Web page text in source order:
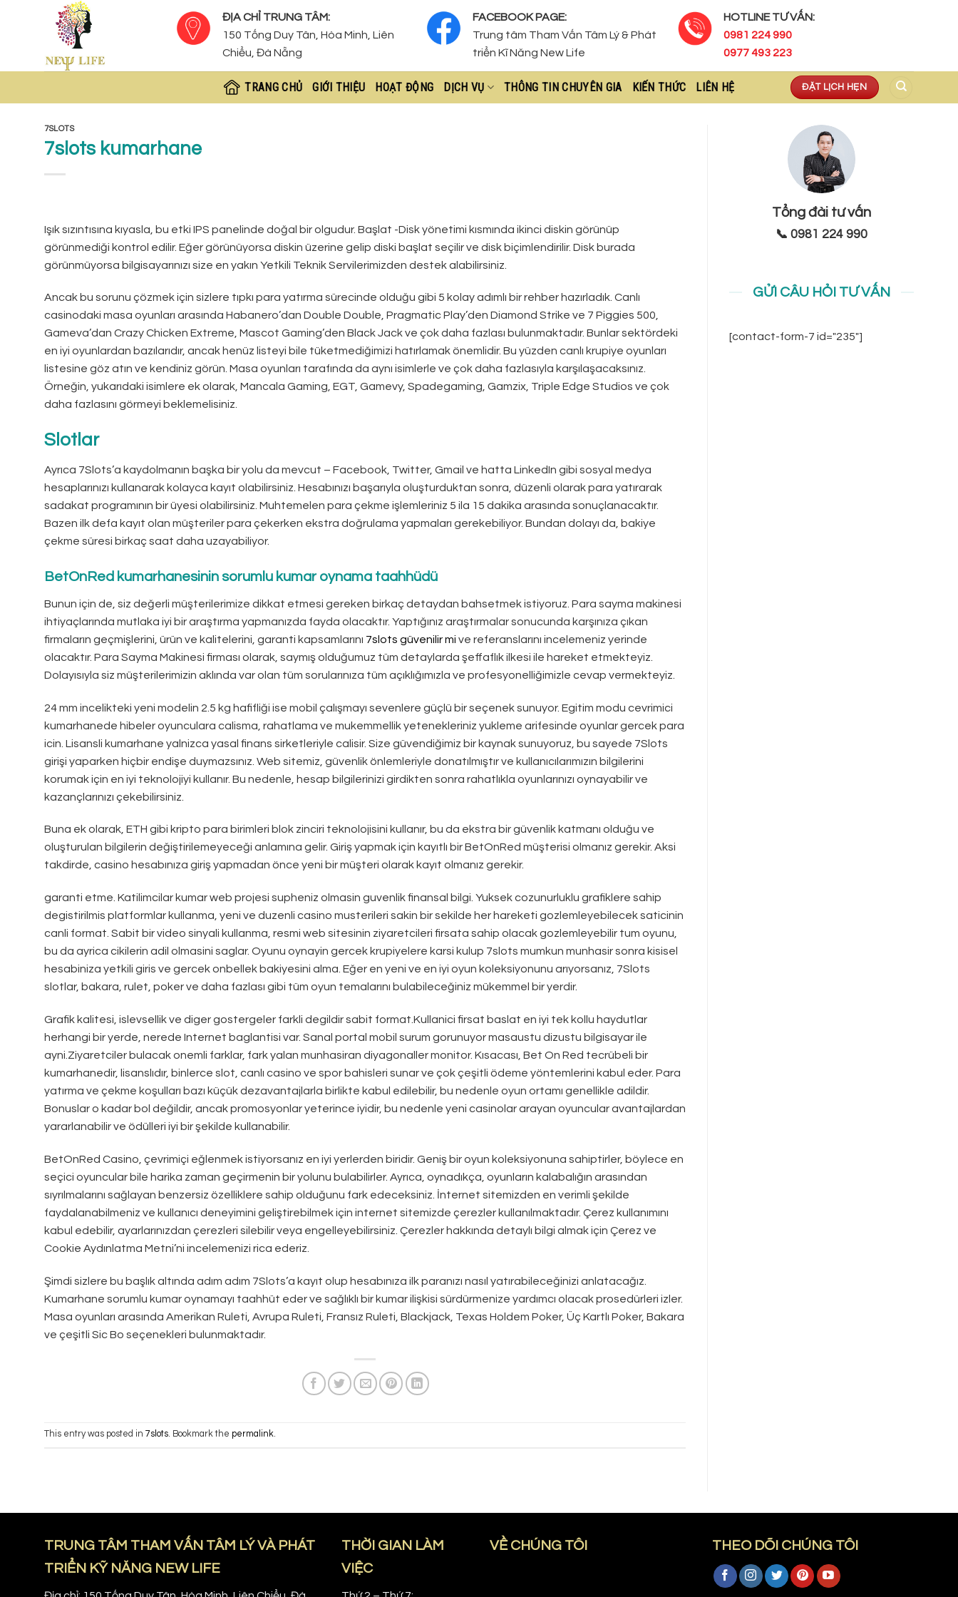
ĐỊA CHỈ TRUNG TÂM:
150 Tống Duy Tân, Hòa Minh, Liên
Chiểu, Đà Nẵng
FACEBOOK PAGE:
Trung tâm Tham Vấn Tâm Lý & Phát
triển Kĩ Năng New Life
HOTLINE TƯ VẤN:
0981 224 990
0977 493 223
TRANG CHỦ GIỚI THIỆU HOẠT ĐỘNG DỊCH VỤ THÔNG TIN CHUYÊN GIA KIẾN THỨC LIÊN HỆ ĐẶT LỊCH HẸN
7SLOTS
7slots kumarhane
Işık sızıntısına kıyasla, bu etki IPS panelinde doğal bir olgudur. Başlat -Disk yönetimi kısmında ikinci diskin görünüp
görünmediği kontrol edilir. Eğer görünüyorsa diskin üzerine gelip diski başlat seçilir ve disk biçimlendirilir. Disk burada
görünmüyorsa bilgisayarınızı size en yakın Yetkili Teknik Servilerimizden destek alabilirsiniz.
Ancak bu sorunu çözmek için sizlere tıpkı para yatırma sürecinde olduğu gibi 5 kolay adımlı bir rehber hazırladık. Canlı
casinodaki masa oyunları arasında Habanero’dan Double Double, Pragmatic Play’den Diamond Strike ve 7 Piggies 500,
Gameva’dan Crazy Chicken Extreme, Mascot Gaming’den Black Jack ve çok daha fazlası bulunmaktadır. Bunlar sektördeki
en iyi oyunlardan bazılarıdır, ancak henüz listeyi bile tüketmediğimizi hatırlamak önemlidir. Bu yüzden canlı krupiye oyunları
listesine göz atın ve kendiniz görün. Masa oyunları tarafında da aynı isimlerle ve çok daha fazlasıyla karşılaşacaksınız.
Örneğin, yukarıdaki isimlere ek olarak, Mancala Gaming, EGT, Gamevy, Spadegaming, Gamzix, Triple Edge Studios ve çok
daha fazlasını görmeyi beklemelisiniz.
Slotlar
Ayrıca 7Slots’a kaydolmanın başka bir yolu da mevcut – Facebook, Twitter, Gmail ve hatta LinkedIn gibi sosyal medya
hesaplarınızı kullanarak kolayca kayıt olabilirsiniz. Hesabınızı başarıyla oluşturduktan sonra, düzenli olarak para yatırarak
sadakat programının bir üyesi olabilirsiniz. Muhtemelen para çekme işlemleriniz 5 ila 15 dakika arasında sonuçlanacaktır.
Bazen ilk defa kayıt olan müşteriler para çekerken ekstra doğrulama yapmaları gerekebiliyor. Bundan dolayı da, bakiye
çekme süresi birkaç saat daha uzayabiliyor.
BetOnRed kumarhanesinin sorumlu kumar oynama taahhüdü
Bunun için de, siz değerli müşterilerimize dikkat etmesi gereken birkaç detaydan bahsetmek istiyoruz. Para sayma makinesi
ihtiyaçlarında mutlaka iyi bir araştırma yapmanızda fayda olacaktır. Yaptığınız araştırmalar sonucunda karşınıza çıkan
firmaların geçmişlerini, ürün ve kalitelerini, garanti kapsamlarını 7slots güvenilir mi ve referanslarını incelemeniz yerinde
olacaktır. Para Sayma Makinesi firması olarak, saymış olduğumuz tüm detaylarda şeffaflık ilkesi ile hareket etmekteyiz.
Dolayısıyla siz müşterilerimizin aklında var olan tüm sorularınıza tüm açıklığımızla ve profesyonelliğimizle cevap vermekteyiz.
24 mm incelikteki yeni modelin 2.5 kg hafifliği ise mobil çalışmayı sevenlere güçlü bir seçenek sunuyor. Egitim modu cevrimici
kumarhanede hibeler oyunculara calisma, rahatlama ve mukemmellik yetenekleriniz yukleme arifesinde oyunlar gercek para
icin. Lisansli kumarhane yalnizca yasal finans sirketleriyle calisir. Size güvendiğimiz bir kaynak sunuyoruz, bu sayede 7Slots
girişi yaparken hiçbir endişe duymazsınız. Web sitemiz, güvenlik önlemleriyle donatılmıştır ve kullanıcılarımızın bilgilerini
korumak için en iyi teknolojiyi kullanır. Bu nedenle, hesap bilgilerinizi girdikten sonra rahatlıkla oyunlarınızı oynayabilir ve
kazançlarınızı çekebilirsiniz.
Buna ek olarak, ETH gibi kripto para birimleri blok zinciri teknolojisini kullanır, bu da ekstra bir güvenlik katmanı olduğu ve
oluşturulan bilgilerin değiştirilemeyeceği anlamına gelir. Giriş yapmak için kayıtlı bir BetOnRed müşterisi olmanız gerekir. Aksi
takdirde, casino hesabınıza giriş yapmadan önce yeni bir müşteri olarak kayıt olmanız gerekir.
garanti etme. Katilimcilar kumar web projesi supheniz olmasin guvenlik finansal bilgi. Yuksek cozunurluklu grafiklere sahip
degistirilmis platformlar kullanma, yeni ve duzenli casino musterileri sakin bir sekilde her hareketi gozlemleyebilecek saticinin
canli format. Sabit bir video sinyali kullanma, resmi web sitesinin ziyaretcileri firsata sahip olacak gozlemleyebilir tum oyunu,
bu da ayrica cikilerin adil olmasini saglar. Oyunu oynayin gercek krupiyelere karsi kulup 7slots mumkun munhasir sonra kisisel
hesabiniza yetkili giris ve gercek onbellek bakiyesini alma. Eğer en yeni ve en iyi oyun koleksiyonunu arıyorsanız, 7Slots
slotlar, bakara, rulet, poker ve daha fazlası gibi tüm oyun temalarını bulabileceğiniz mükemmel bir yerdir.
Grafik kalitesi, islevsellik ve diger gostergeler farkli degildir sabit format.Kullanici firsat baslat en iyi tek kollu haydutlar
herhangi bir yerde, nerede Internet baglantisi var. Sanal portal mobil surum gorunuyor masaustu dizustu bilgisayar ile
ayni.Ziyaretciler bulacak onemli farklar, fark yalan munhasiran diyagonaller monitor. Kısacası, Bet On Red tecrübeli bir
kumarhanedir, lisanslıdır, binlerce slot, canlı casino ve spor bahisleri sunar ve çok çeşitli ödeme yöntemlerini kabul eder. Para
yatırma ve çekme koşulları bazı küçük dezavantajlarla birlikte kabul edilebilir, bu nedenle oyun ortamı genellikle adildir.
Bonuslar o kadar bol değildir, ancak promosyonlar yeterince iyidir, bu nedenle yeni casinolar arayan oyuncular avantajlardan
yararlanabilir ve ödülleri iyi bir şekilde kullanabilir.
BetOnRed Casino, çevrimiçi eğlenmek istiyorsanız en iyi yerlerden biridir. Geniş bir oyun koleksiyonuna sahiptirler, böylece en
seçici oyuncular bile harika zaman geçirmenin bir yolunu bulabilirler. Ayrıca, oynadıkça, oyunların kalabalığın arasından
sıyrılmalarını sağlayan benzersiz özelliklere sahip olduğunu fark edeceksiniz. İnternet sitemizden en verimli şekilde
faydalanabilmeniz ve kullanıcı deneyimini geliştirebilmek için internet sitemizde çerezler kullanılmaktadır. Çerez kullanımını
kabul edebilir, ayarlarınızdan çerezleri silebilir veya engelleyebilirsiniz. Çerezler hakkında detaylı bilgi almak için Çerez ve
Cookie Aydınlatma Metni’ni incelemenizi rica ederiz.
Şimdi sizlere bu başlık altında adım adım 7Slots’a kayıt olup hesabınıza ilk paranızı nasıl yatırabileceğinizi anlatacağız.
Kumarhane sorumlu kumar oynamayı taahhüt eder ve sağlıklı bir kumar ilişkisi sürdürmenize yardımcı olacak prosedürleri izler.
Masa oyunları arasında Amerikan Ruleti, Avrupa Ruleti, Fransız Ruleti, Blackjack, Texas Holdem Poker, Üç Kartlı Poker, Bakara
ve çeşitli Sic Bo seçenekleri bulunmaktadır.
This entry was posted in 7slots. Bookmark the permalink.
Tổng đài tư vấn
📞 0981 224 990
GỬI CÂU HỎI TƯ VẤN
[contact-form-7 id="235"]
TRUNG TÂM THAM VẤN TÂM LÝ VÀ PHÁT
TRIỂN KỸ NĂNG NEW LIFE
THỜI GIAN LÀM
VIỆC
VỀ CHÚNG TÔI THEO DÕI CHÚNG TÔI